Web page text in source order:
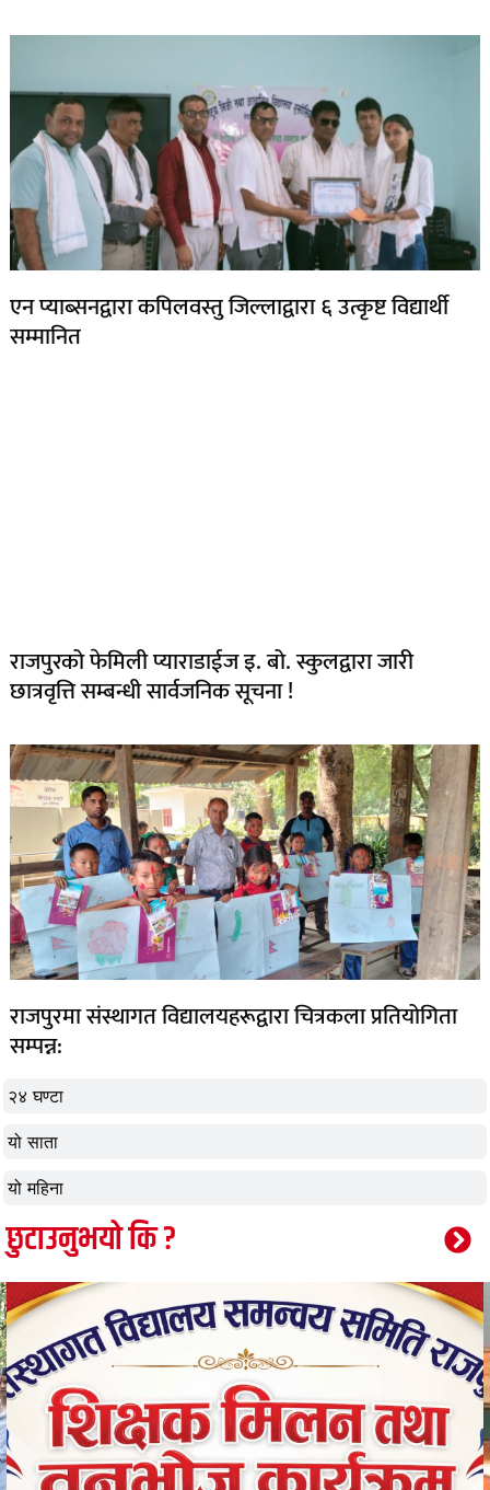
२४ घण्टा
यो साता
यो महिना
एन प्याब्सनद्वारा कपिलवस्तु जिल्लाद्वारा ६ उत्कृष्ट विद्यार्थी
सम्मानित
राजपुरको फेमिली प्याराडाईज इ. बो. स्कुलद्वारा जारी
छात्रवृत्ति सम्बन्धी सार्वजनिक सूचना !
राजपुरमा संस्थागत विद्यालयहरूद्वारा चित्रकला प्रतियोगिता
सम्पन्न:
छुटाउनुभयो कि ?